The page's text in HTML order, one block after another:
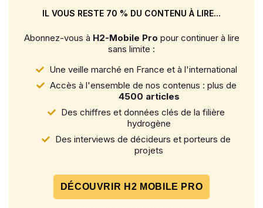
IL VOUS RESTE 70 % DU CONTENU À LIRE...
Abonnez-vous à H2-Mobile Pro pour continuer à lire
sans limite :
Une veille marché en France et à l'international
Accès à l'ensemble de nos contenus : plus de
4500 articles
Des chiffres et données clés de la filière
hydrogène
Des interviews de décideurs et porteurs de
projets
DÉCOUVRIR H2 MOBILE PRO